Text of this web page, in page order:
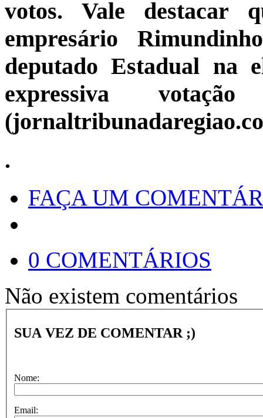
votos. Vale destacar
empresário
deputado Estadual na
expressiva
.
FAÇA UM
0 COMENTÁRIOS
Não existem comentários
SUA VEZ DE COMENTAR ;)
Nome:
Email: